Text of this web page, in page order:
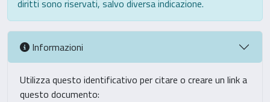
diritti sono riservati, salvo diversa indicazione.
Informazioni
Utilizza questo identificativo per citare o creare un link a
questo documento: